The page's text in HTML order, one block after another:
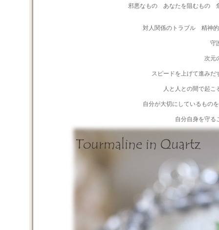
邪悪なもの あなたを阻むもの
対人関係のトラブル 精神
守
次元
スピードを上げて進み
人と人との間で起こ
自分が大切にしているもの
自分自身を守る